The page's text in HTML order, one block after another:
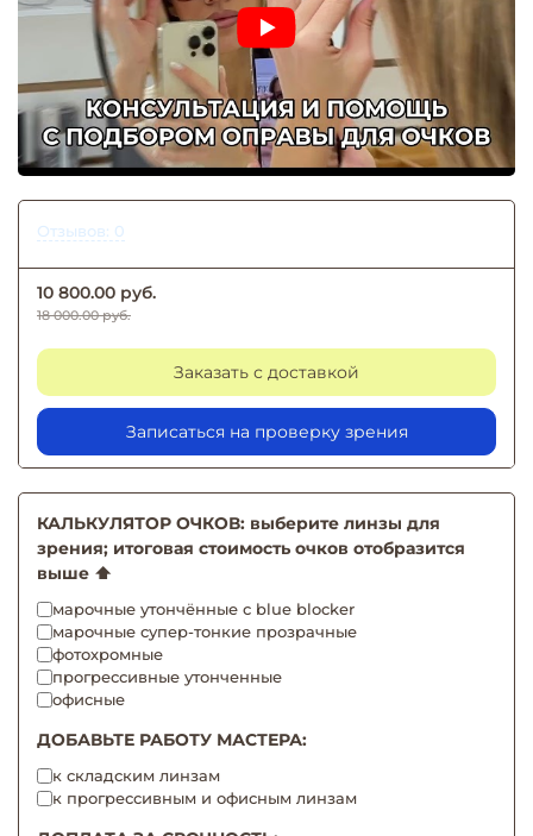
Отзывов: 0
10 800.00 руб.
18 000.00 руб.
Заказать с доставкой
Записаться на проверку зрения
КАЛЬКУЛЯТОР ОЧКОВ: выберите линзы для
зрения; итоговая стоимость очков отобразится
выше ⬆️
марочные утончённые с blue blocker
марочные супер-тонкие прозрачные
фотохромные
прогрессивные утонченные
офисные
ДОБАВЬТЕ РАБОТУ МАСТЕРА:
к складским линзам
к прогрессивным и офисным линзам